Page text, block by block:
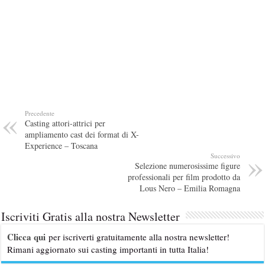
Precedente
Casting attori-attrici per
ampliamento cast dei format di X-
Experience – Toscana
Successivo
Selezione numerosissime figure
professionali per film prodotto da
Lous Nero – Emilia Romagna
Iscriviti Gratis alla nostra Newsletter
Clicca qui per iscriverti gratuitamente alla nostra newsletter!
Rimani aggiornato sui casting importanti in tutta Italia!